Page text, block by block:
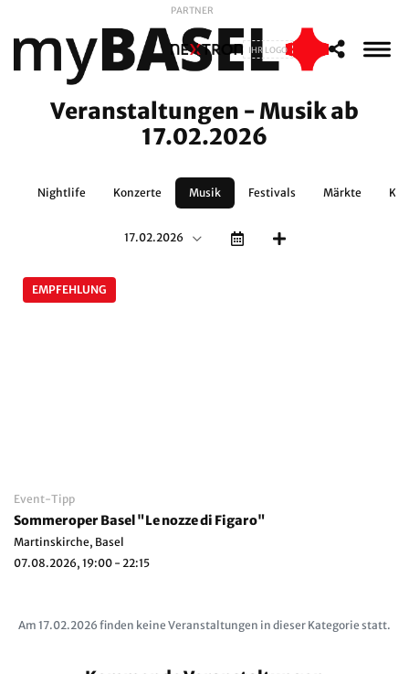
PARTNER
IHR LOGO
Veranstaltungen - Musik ab
17.02.2026
Nightlife Konzerte Musik Festivals Märkte
17.02.2026
EMPFEHLUNG
Event-Tipp
Sommeroper Basel "Le nozze di Figaro"
Martinskirche, Basel
07.08.2026, 19:00 - 22:15
Am 17.02.2026 finden keine Veranstaltungen in dieser Kategorie statt.